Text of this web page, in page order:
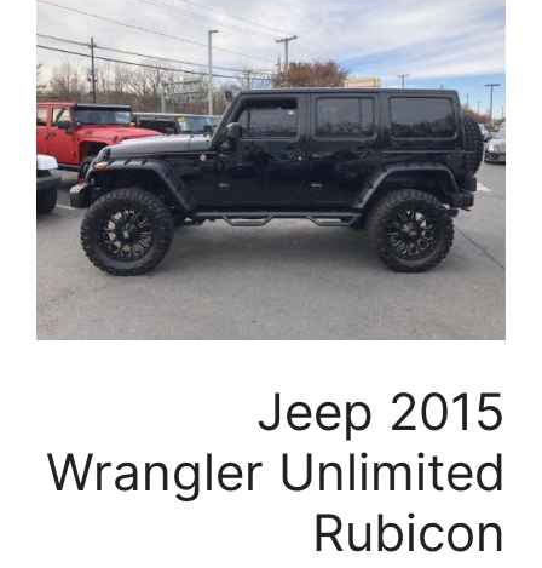
2015 Jeep
Wrangler Unlimited
Rubicon